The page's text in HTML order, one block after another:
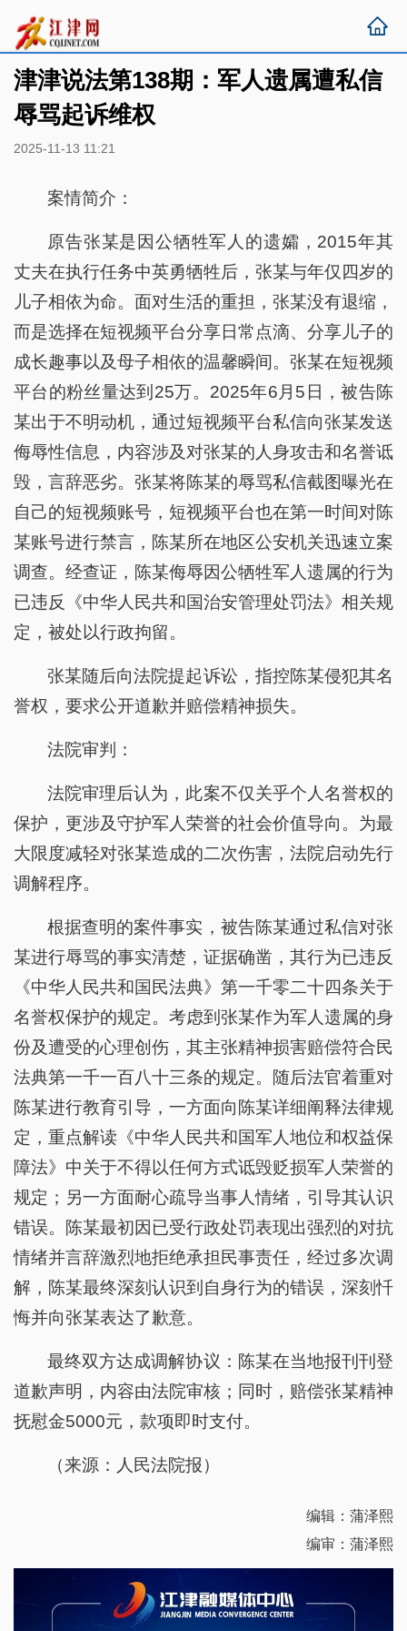
津津说法第138期：军人遗属遭私信
辱骂起诉维权
2025-11-13 11:21
案情简介：
原告张某是因公牺牲军人的遗孀，2015年其
丈夫在执行任务中英勇牺牲后，张某与年仅四岁的
儿子相依为命。面对生活的重担，张某没有退缩，
而是选择在短视频平台分享日常点滴、分享儿子的
成长趣事以及母子相依的温馨瞬间。张某在短视频
平台的粉丝量达到25万。2025年6月5日，被告陈
某出于不明动机，通过短视频平台私信向张某发送
侮辱性信息，内容涉及对张某的人身攻击和名誉诋
毁，言辞恶劣。张某将陈某的辱骂私信截图曝光在
自己的短视频账号，短视频平台也在第一时间对陈
某账号进行禁言，陈某所在地区公安机关迅速立案
调查。经查证，陈某侮辱因公牺牲军人遗属的行为
已违反《中华人民共和国治安管理处罚法》相关规
定，被处以行政拘留。
张某随后向法院提起诉讼，指控陈某侵犯其名
誉权，要求公开道歉并赔偿精神损失。
法院审判：
法院审理后认为，此案不仅关乎个人名誉权的
保护，更涉及守护军人荣誉的社会价值导向。为最
大限度减轻对张某造成的二次伤害，法院启动先行
调解程序。
根据查明的案件事实，被告陈某通过私信对张
某进行辱骂的事实清楚，证据确凿，其行为已违反
《中华人民共和国民法典》第一千零二十四条关于
名誉权保护的规定。考虑到张某作为军人遗属的身
份及遭受的心理创伤，其主张精神损害赔偿符合民
法典第一千一百八十三条的规定。随后法官着重对
陈某进行教育引导，一方面向陈某详细阐释法律规
定，重点解读《中华人民共和国军人地位和权益保
障法》中关于不得以任何方式诋毁贬损军人荣誉的
规定；另一方面耐心疏导当事人情绪，引导其认识
错误。陈某最初因已受行政处罚表现出强烈的对抗
情绪并言辞激烈地拒绝承担民事责任，经过多次调
解，陈某最终深刻认识到自身行为的错误，深刻忏
悔并向张某表达了歉意。
最终双方达成调解协议：陈某在当地报刊刊登
道歉声明，内容由法院审核；同时，赔偿张某精神
抚慰金5000元，款项即时支付。
（来源：人民法院报）
编辑：蒲泽熙
编审：蒲泽熙